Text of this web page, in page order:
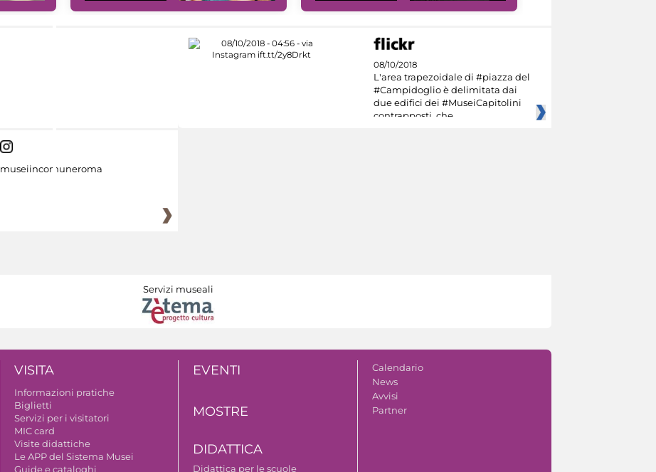
08/10/2018
L'area trapezoidale di #piazza del
#Campidoglio è delimitata dai
due edifici dei #MuseiCapitolini
contrapposti, che
museiincomuneroma
Servizi museali
VISITA
Informazioni pratiche
Biglietti
Servizi per i visitatori
MIC card
Visite didattiche
Le APP del Sistema Musei
Guide e cataloghi
EVENTI
MOSTRE
DIDATTICA
Didattica per le scuole
Calendario
News
Avvisi
Partner